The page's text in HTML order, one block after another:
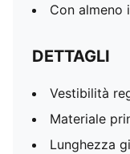
Con almeno
DETTAGLI
Vestibilità
Materiale
Lunghezza